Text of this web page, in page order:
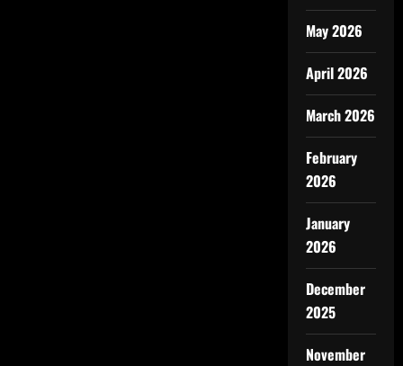
May 2026
April 2026
March 2026
February
2026
January
2026
December
2025
November